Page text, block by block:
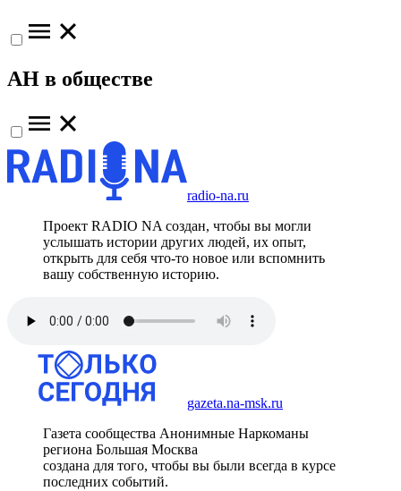
АН в обществе
radio-na.ru
Проект RADIO NA создан, чтобы вы могли
услышать истории других людей, их опыт,
открыть для себя что-то новое или вспомнить
вашу собственную историю.
gazeta.na-msk.ru
Газета сообщества Анонимные Наркоманы
региона Большая Москва
создана для того, чтобы вы были всегда в курсе
последних событий.